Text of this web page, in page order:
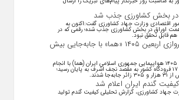
اقتصادی وزارت جهاد کشاورزی گفت:اکنون به
رسیده که ۶۰ همت اوراق در بخش کشاورزی جذب شده؛ رقمی که در
قابل تحقق نبود.
پایان عملیات پروازی اربعین ۱۴۰۵ «هما» با جابه‌جایی بیش
عملیات پروازی اربعین ۱۴۰۵ هواپیمایی جمهوری اسلامی ایران (هما) با انجام
۱۵۷ پرواز از ۱۶ شهر و ۱۷ فرودگاه کشور به مقصد نجف اشرف به پایان رسید؛
شدند.
گندم ایران اعلام شد
جهاد کشاورزی، گزارش تحلیلی کیفیت گندم تولید